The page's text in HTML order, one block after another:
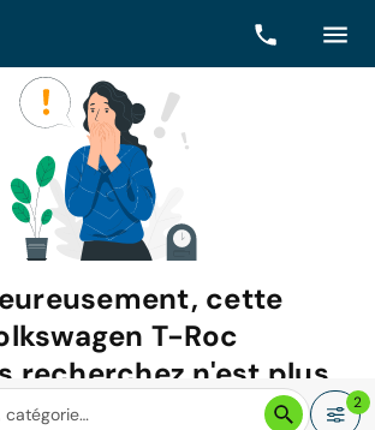
cette
T-Roc
recherchez n'est plus
disponible.
2